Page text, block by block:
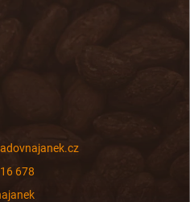
678